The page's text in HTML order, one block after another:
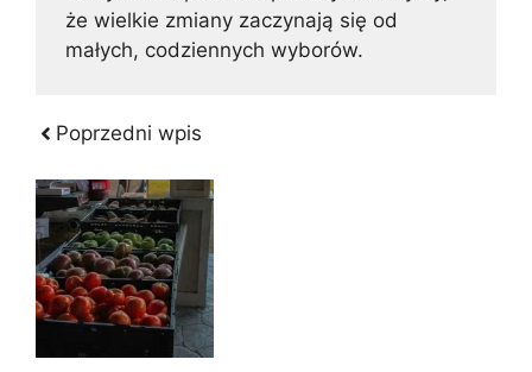
że wielkie zmiany zaczynają się od
małych, codziennych wyborów.
Poprzedni wpis